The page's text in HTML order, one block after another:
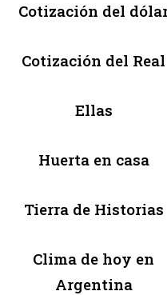
Cotización del
Cotización del Real
Ellas
Huerta en casa
Tierra de Historias
Clima de hoy en
Argentina